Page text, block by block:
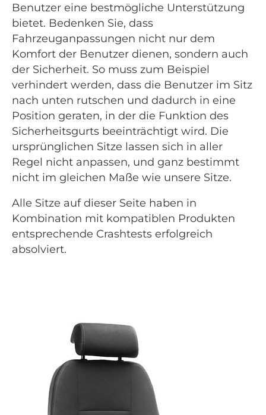
Benutzer eine bestmögliche Unterstützung
bietet. Bedenken Sie, dass
Fahrzeuganpassungen nicht nur dem
Komfort der Benutzer dienen, sondern auch
der Sicherheit. So muss zum Beispiel
verhindert werden, dass die Benutzer im Sitz
nach unten rutschen und dadurch in eine
Position geraten, in der die Funktion des
Sicherheitsgurts beeinträchtigt wird. Die
ursprünglichen Sitze lassen sich in aller
Regel nicht anpassen, und ganz bestimmt
nicht im gleichen Maße wie unsere Sitze.
Alle Sitze auf dieser Seite haben in
Kombination mit kompatiblen Produkten
entsprechende Crashtests erfolgreich
absolviert.